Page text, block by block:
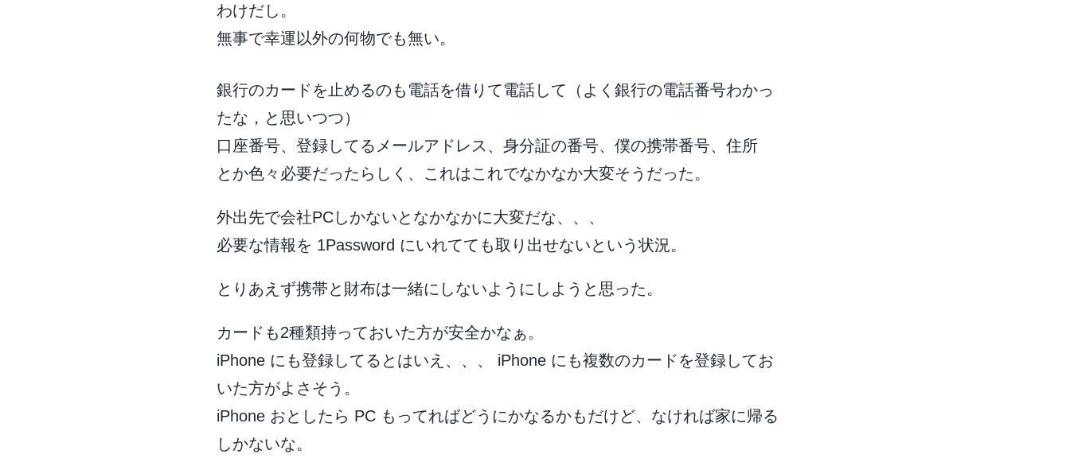
わけだし。
無事で幸運以外の何物でも無い。
銀行のカードを止めるのも電話を借りて電話して（よく銀行の電話番号わかっ
たな，と思いつつ）
口座番号、登録してるメールアドレス、身分証の番号、僕の携帯番号、住所
とか色々必要だったらしく、これはこれでなかなか大変そうだった。
外出先で会社PCしかないとなかなかに大変だな、、、
必要な情報を 1Password にいれてても取り出せないという状況。
とりあえず携帯と財布は一緒にしないようにしようと思った。
カードも2種類持っておいた方が安全かなぁ。
iPhone にも登録してるとはいえ、、、 iPhone にも複数のカードを登録してお
いた方がよさそう。
iPhone おとしたら PC もってればどうにかなるかもだけど、なければ家に帰る
しかないな。